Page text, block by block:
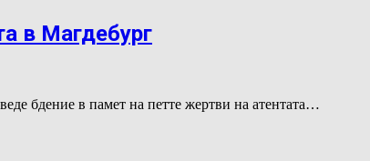
в Магдебург
бдение в памет на петте жертви на атентата…